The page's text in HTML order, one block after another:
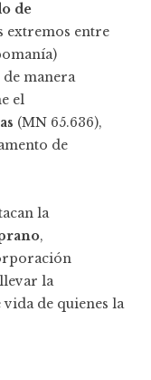
de
extremos entre
de manera
el
(MN 65.636),
de
la
,
la
de quienes la